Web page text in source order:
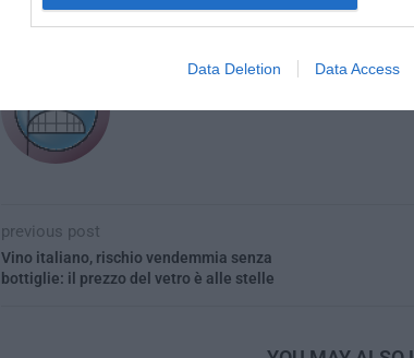
Data Deletion Data Access
LUDOVICA COLLI
previous post
Vino italiano, rischio vendemmia senza
bottiglie: il prezzo del vetro è alle stelle